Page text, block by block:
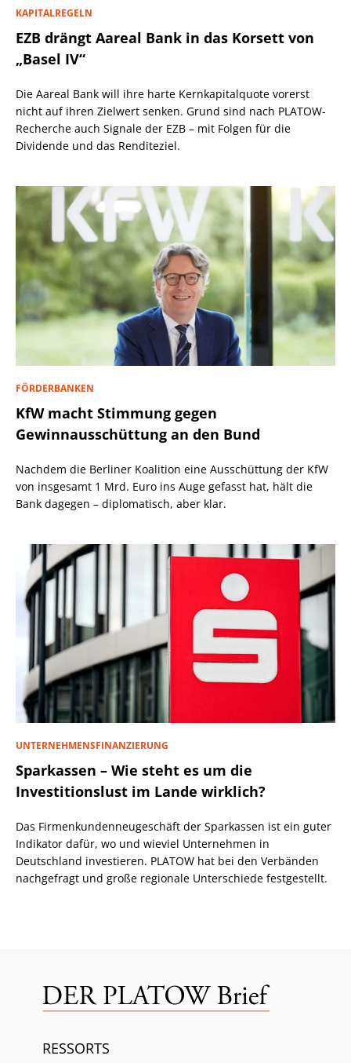
KAPITALREGELN
EZB drängt Aareal Bank in das Korsett von
„Basel IV“
Die Aareal Bank will ihre harte Kernkapitalquote vorerst
nicht auf ihren Zielwert senken. Grund sind nach PLATOW-
Recherche auch Signale der EZB – mit Folgen für die
Dividende und das Renditeziel.
FÖRDERBANKEN
KfW macht Stimmung gegen
Gewinnausschüttung an den Bund
Nachdem die Berliner Koalition eine Ausschüttung der KfW
von insgesamt 1 Mrd. Euro ins Auge gefasst hat, hält die
Bank dagegen – diplomatisch, aber klar.
UNTERNEHMENSFINANZIERUNG
Sparkassen – Wie steht es um die
Investitionslust im Lande wirklich?
Das Firmenkundenneugeschäft der Sparkassen ist ein guter
Indikator dafür, wo und wieviel Unternehmen in
Deutschland investieren. PLATOW hat bei den Verbänden
nachgefragt und große regionale Unterschiede festgestellt.
RESSORTS